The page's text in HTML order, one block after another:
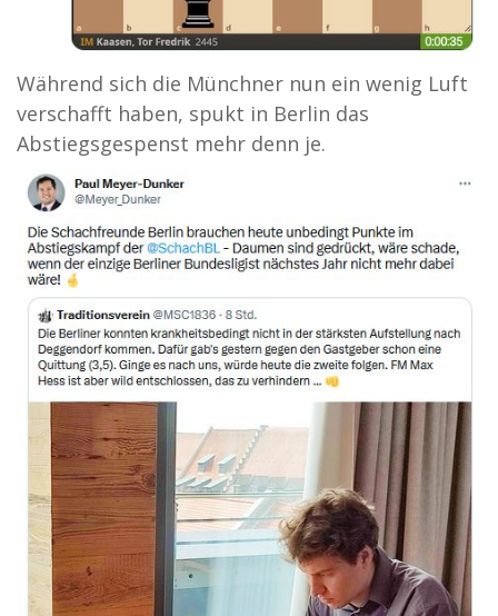
Während sich die Münchner nun ein wenig Luft
verschafft haben, spukt in Berlin das
Abstiegsgespenst mehr denn je.